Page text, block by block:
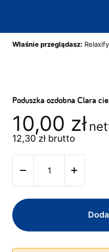
Właśnie przeglądasz: Relaxify
Poduszka ozdobna Clara
10,00 zł
12,30złbrutto